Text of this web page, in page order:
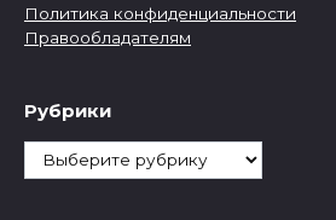
Политика конфиденциальности
Правообладателям
Рубрики
Рубрики